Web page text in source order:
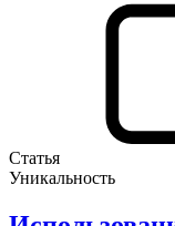
Статья
Уникальность